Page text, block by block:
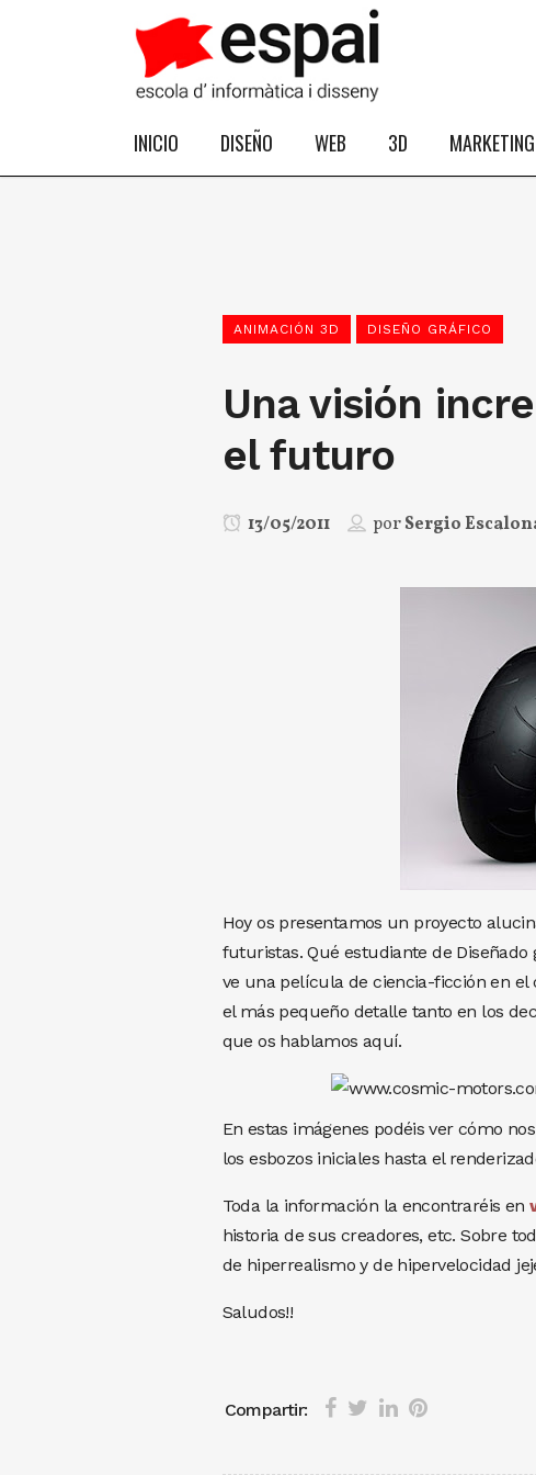
INICIO DISEÑO WEB 3D MARKETING
ANIMACIÓN 3D DISEÑO GRÁFICO
Una visión
el futuro
13/05/2011 porSergio
Hoy os presentamos un proyecto
futuristas. Qué estudiante de
ve una película de ciencia-ficción en
el más pequeño detalle tanto en los
que os hablamos aquí.
En estas imágenes podéis ver cómo
los esbozos iniciales hasta el
Toda la información la encontraréis en
historia de sus creadores, etc. Sobre
de hiperrealismo y de hipervelocidad
Saludos!!
Compartir: